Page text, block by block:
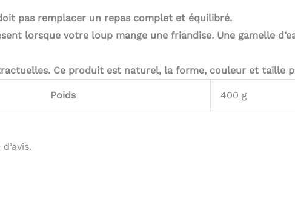
pas remplacer un repas complet et équilibré.
lorsque votre loup mange une friandise. Une gamelle
Ce produit est naturel, la forme, couleur et taille
Poids 400 g